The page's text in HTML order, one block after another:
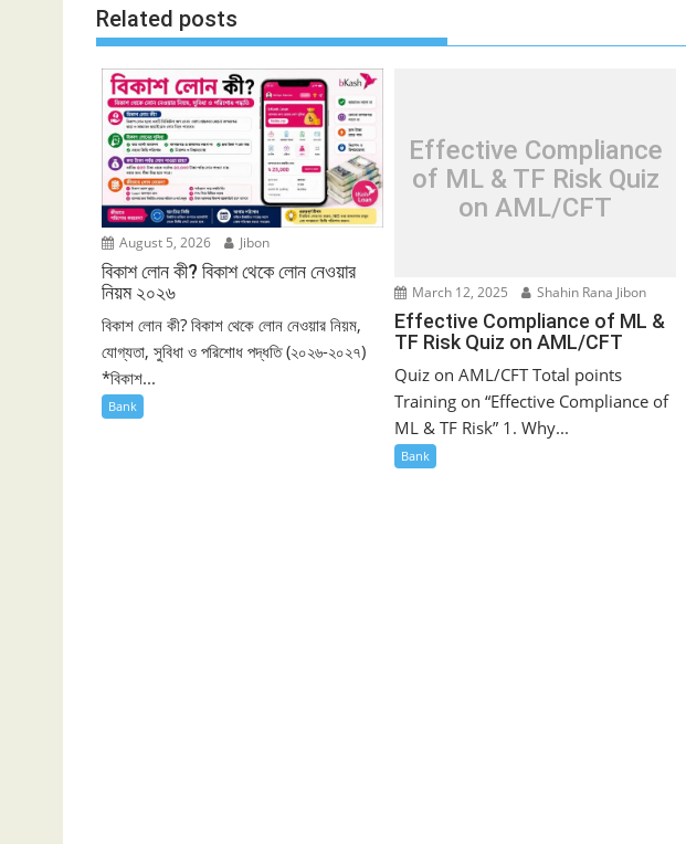
Related posts
August 5, 2026 Jibon
বিকাশ লোন কী? বিকাশ থেকে লোন নেওয়ার
নিয়ম ২০২৬
বিকাশ লোন কী? বিকাশ থেকে লোন নেওয়ার নিয়ম,
যোগ্যতা, সুবিধা ও পরিশোধ পদ্ধতি (২০২৬-২০২৭)
*বিকাশ...
Bank
Effective Compliance
of ML & TF Risk Quiz
on AML/CFT
March 12, 2025 Shahin Rana Jibon
Effective Compliance of ML &
TF Risk Quiz on AML/CFT
Quiz on AML/CFT Total points
Training on “Effective Compliance of
ML & TF Risk” 1. Why...
Bank